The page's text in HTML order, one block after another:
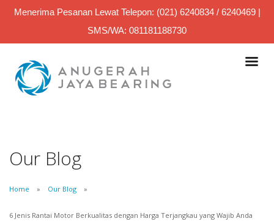
Menerima Pesanan Lewat Telepon: (021) 6240834 / 6240469 |
SMS/WA: 081181188730
Our Blog
Home Our Blog
6 Jenis Rantai Motor Berkualitas dengan Harga Terjangkau yang Wajib Anda